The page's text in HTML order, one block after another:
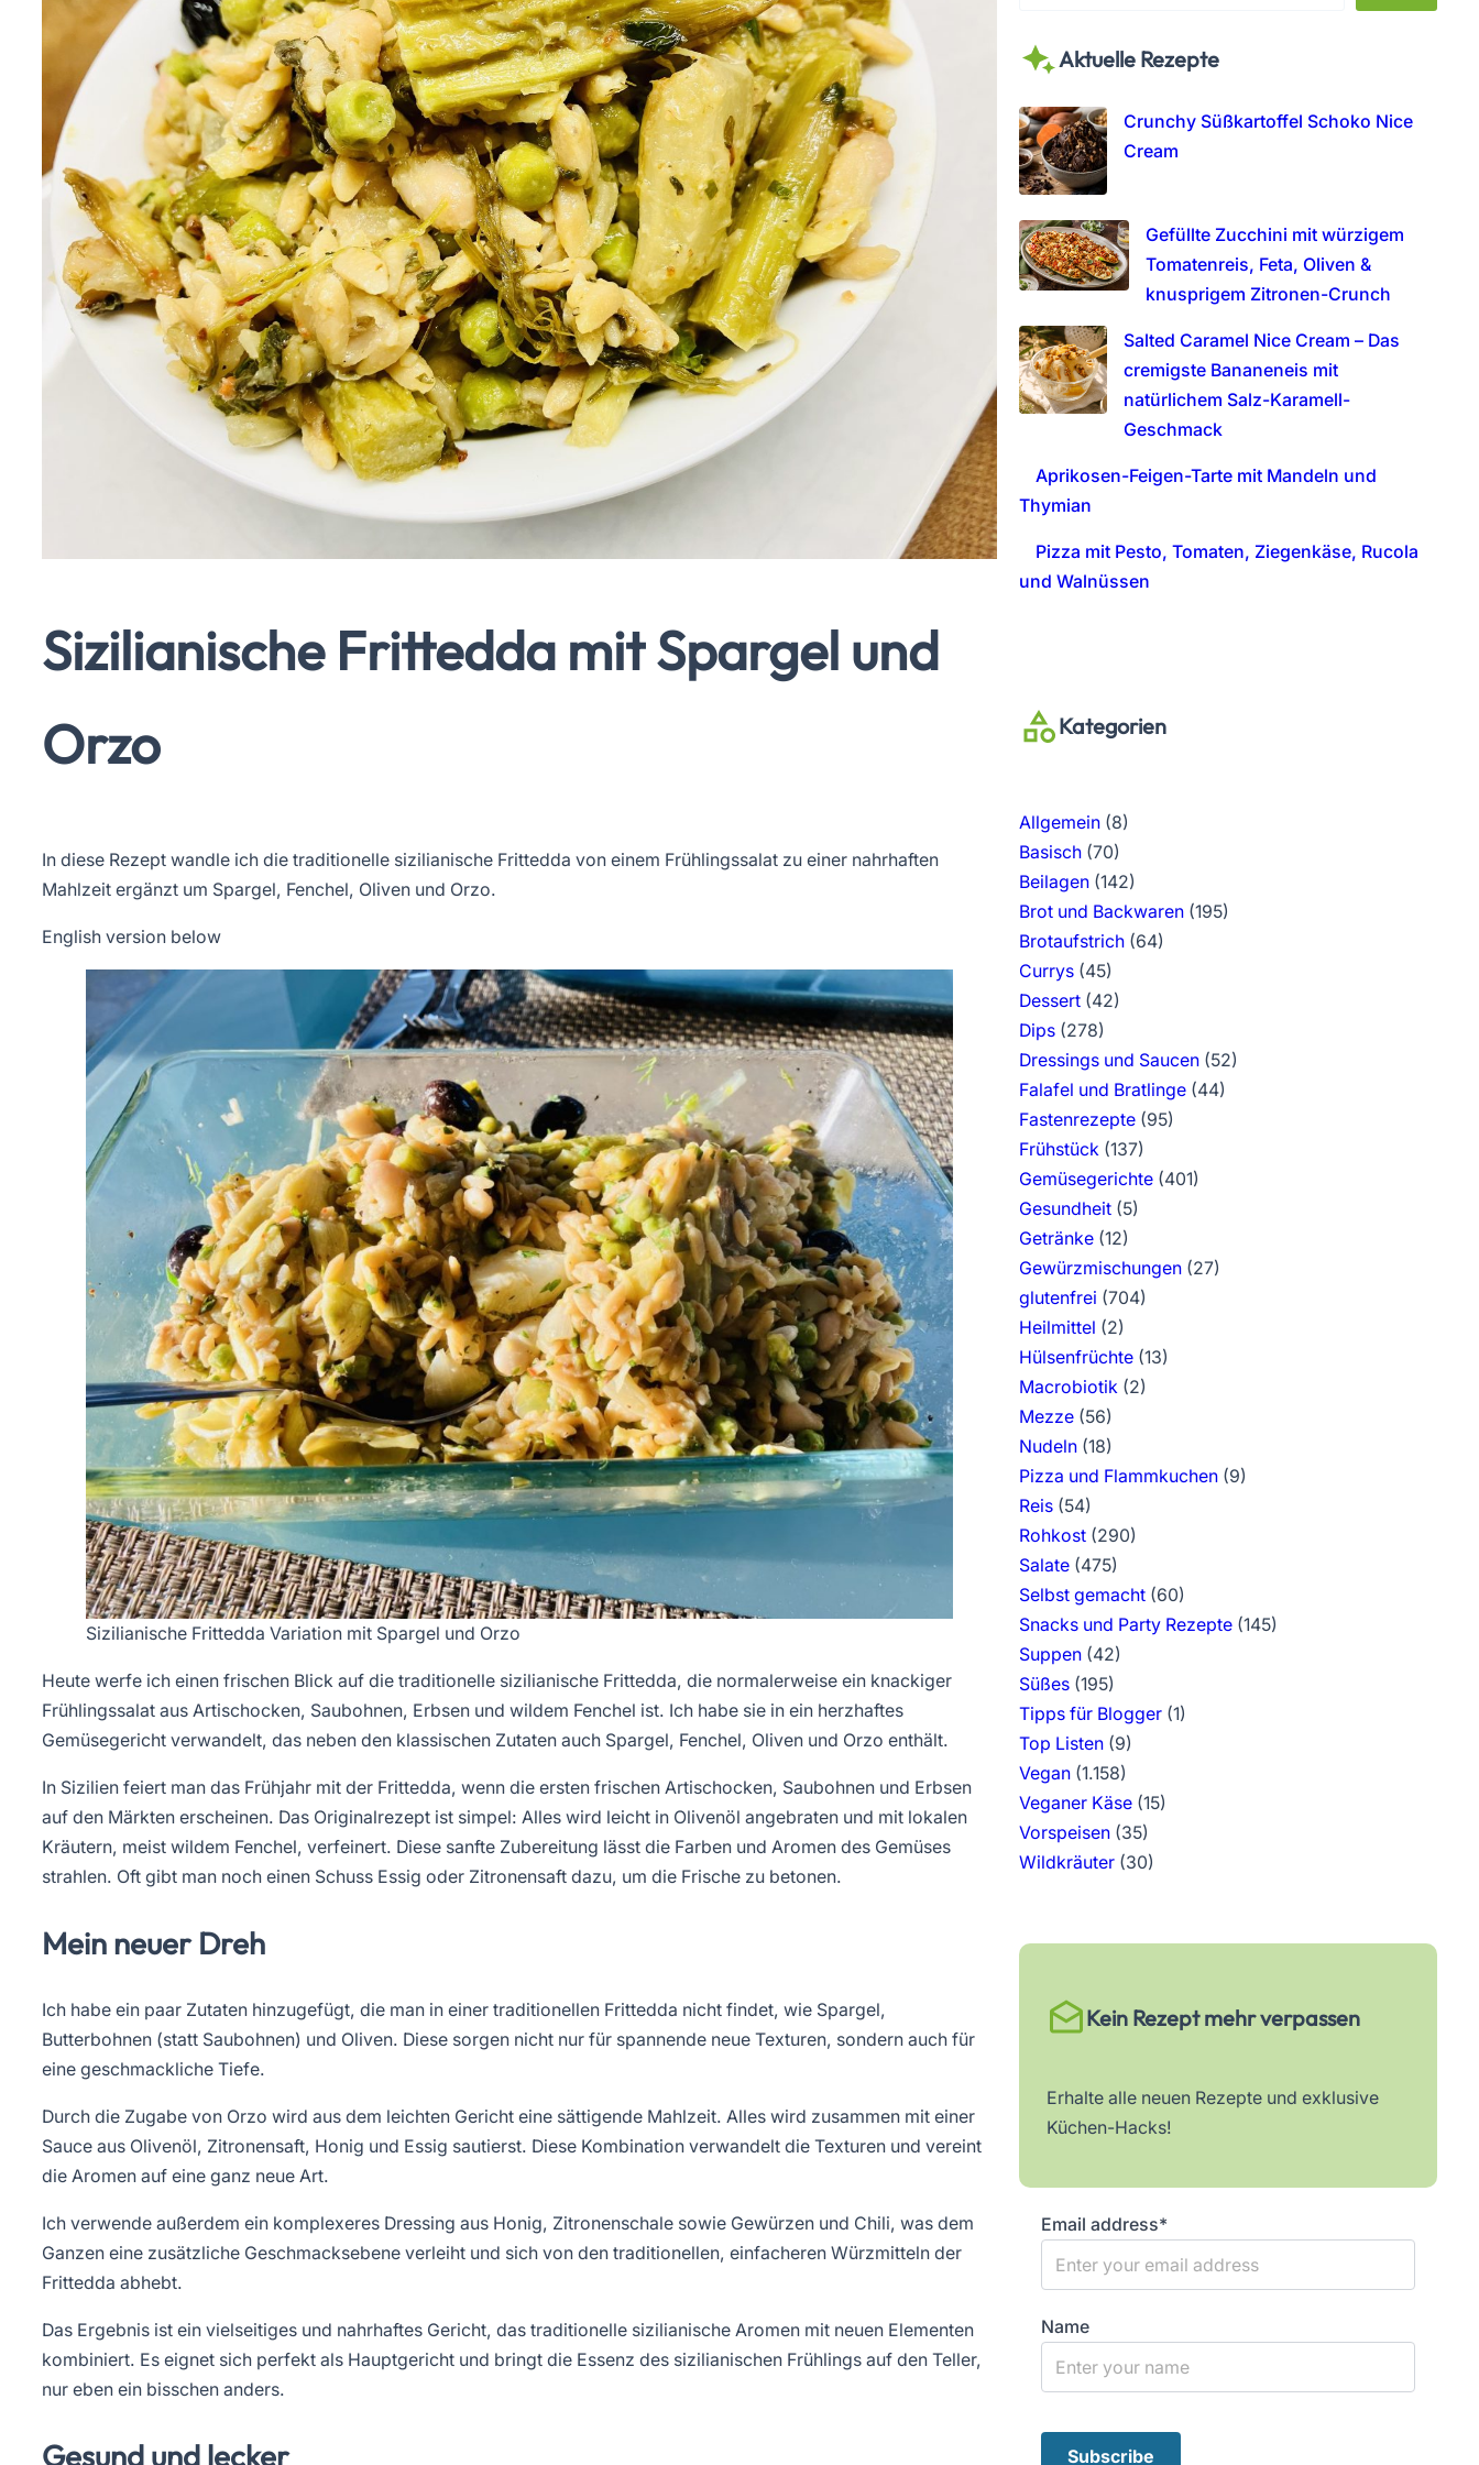
Sizilianische Frittedda mit Spargel und
Orzo
In diese Rezept wandle ich die traditionelle sizilianische Frittedda von einem Frühlingssalat zu einer nahrhaften
Mahlzeit ergänzt um Spargel, Fenchel, Oliven und Orzo.
English version below
Sizilianische Frittedda Variation mit Spargel und Orzo
Heute werfe ich einen frischen Blick auf die traditionelle sizilianische Frittedda, die normalerweise ein knackiger
Frühlingssalat aus Artischocken, Saubohnen, Erbsen und wildem Fenchel ist. Ich habe sie in ein herzhaftes
Gemüsegericht verwandelt, das neben den klassischen Zutaten auch Spargel, Fenchel, Oliven und Orzo enthält.
In Sizilien feiert man das Frühjahr mit der Frittedda, wenn die ersten frischen Artischocken, Saubohnen und Erbsen
auf den Märkten erscheinen. Das Originalrezept ist simpel: Alles wird leicht in Olivenöl angebraten und mit lokalen
Kräutern, meist wildem Fenchel, verfeinert. Diese sanfte Zubereitung lässt die Farben und Aromen des Gemüses
strahlen. Oft gibt man noch einen Schuss Essig oder Zitronensaft dazu, um die Frische zu betonen.
Mein neuer Dreh
Ich habe ein paar Zutaten hinzugefügt, die man in einer traditionellen Frittedda nicht findet, wie Spargel,
Butterbohnen (statt Saubohnen) und Oliven. Diese sorgen nicht nur für spannende neue Texturen, sondern auch für
eine geschmackliche Tiefe.
Durch die Zugabe von Orzo wird aus dem leichten Gericht eine sättigende Mahlzeit. Alles wird zusammen mit einer
Sauce aus Olivenöl, Zitronensaft, Honig und Essig sautierst. Diese Kombination verwandelt die Texturen und vereint
die Aromen auf eine ganz neue Art.
Ich verwende außerdem ein komplexeres Dressing aus Honig, Zitronenschale sowie Gewürzen und Chili, was dem
Ganzen eine zusätzliche Geschmacksebene verleiht und sich von den traditionellen, einfacheren Würzmitteln der
Frittedda abhebt.
Das Ergebnis ist ein vielseitiges und nahrhaftes Gericht, das traditionelle sizilianische Aromen mit neuen Elementen
kombiniert. Es eignet sich perfekt als Hauptgericht und bringt die Essenz des sizilianischen Frühlings auf den Teller,
nur eben ein bisschen anders.
Gesund und lecker
r
h
Aktuelle Rezepte
Crunchy Süßkartoffel Schoko Nice
Cream
Gefüllte Zucchini mit würzigem
Tomatenreis, Feta, Oliven &
knusprigem Zitronen-Crunch
Salted Caramel Nice Cream – Das
cremigste Bananeneis mit
natürlichem Salz-Karamell-
Geschmack
Aprikosen-Feigen-Tarte mit Mandeln und
Thymian
Pizza mit Pesto, Tomaten, Ziegenkäse, Rucola
und Walnüssen
Kategorien
Allgemein(8)
Basisch(70)
Beilagen(142)
Brot und Backwaren(195)
Brotaufstrich(64)
Currys(45)
Dessert(42)
Dips(278)
Dressings und Saucen(52)
Falafel und Bratlinge(44)
Fastenrezepte(95)
Frühstück (137)
Gemüsegerichte(401)
Gesundheit(5)
Getränke(12)
Gewürzmischungen(27)
glutenfrei (704)
Heilmittel (2)
Hülsenfrüchte(13)
Macrobiotik (2)
Mezze(56)
Nudeln(18)
Pizza und Flammkuchen(9)
Reis(54)
Rohkost(290)
Salate(475)
Selbst gemacht(60)
Snacks und Party Rezepte(145)
Suppen(42)
Süßes(195)
Tipps für Blogger(1)
Top Listen(9)
Vegan(1.158)
Veganer Käse(15)
Vorspeisen(35)
Wildkräuter(30)
Kein Rezept mehr verpassen
Erhalte alle neuen Rezepte und exklusive
Küchen-Hacks!
Email address*
Name